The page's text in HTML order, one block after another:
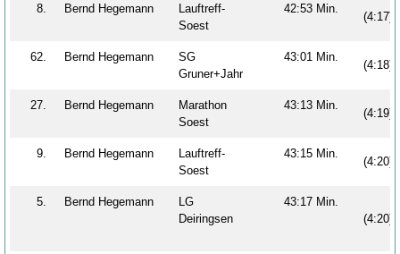
8. Bernd Hegemann
Lauftreff-
Soest
42:53 Min.
(4:17)
62. Bernd Hegemann
SG
Gruner+Jahr
43:01 Min.
(4:18)
27. Bernd Hegemann
Marathon
Soest
43:13 Min.
(4:19)
9. Bernd Hegemann
Lauftreff-
Soest
43:15 Min.
(4:20)
5. Bernd Hegemann
LG
Deiringsen
43:17 Min.
(4:20)